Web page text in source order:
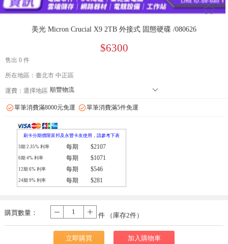
󰄔
美光 Micron Crucial X9 2TB 外接式 固態硬碟 /080626
$6300
售出 0 件
所在地區：臺北市 中正區
運費： 選擇地區 順豐物流 󰄘
郵局
單筆消費滿8000元免運 單筆消費滿5件免運
刷卡分期價限富邦及永豐卡友使用，請參考下表
3期 2.35% 利率 每期 $2107
6期 4% 利率 每期 $1071
12期 6% 利率 每期 $546
24期 9% 利率 每期 $281
購買數量：
- 件 （庫存2件）
立即購買 加入購物車